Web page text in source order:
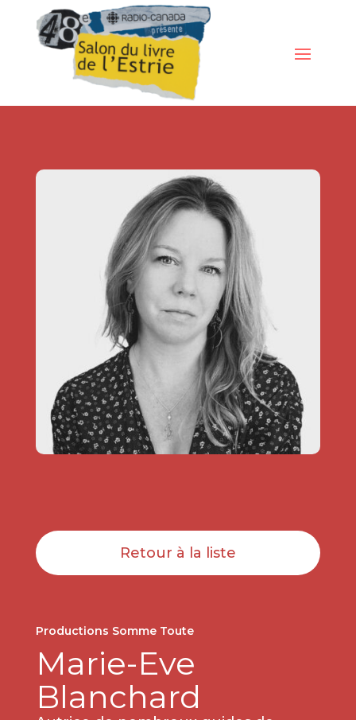
Retour à la liste
Productions Somme Toute
Marie-Eve
Blanchard